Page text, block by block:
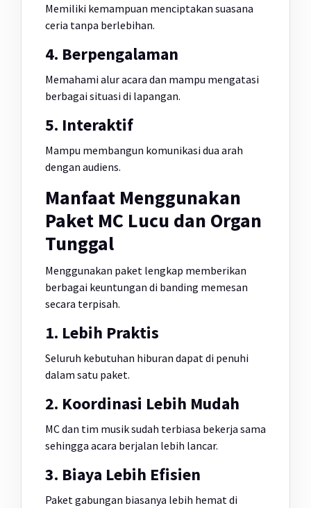
Memiliki kemampuan menciptakan suasana
ceria tanpa berlebihan.
4. Berpengalaman
Memahami alur acara dan mampu mengatasi
berbagai situasi di lapangan.
5. Interaktif
Mampu membangun komunikasi dua arah
dengan audiens.
Manfaat Menggunakan
Paket MC Lucu dan Organ
Tunggal
Menggunakan paket lengkap memberikan
berbagai keuntungan di banding memesan
secara terpisah.
1. Lebih Praktis
Seluruh kebutuhan hiburan dapat di penuhi
dalam satu paket.
2. Koordinasi Lebih Mudah
MC dan tim musik sudah terbiasa bekerja sama
sehingga acara berjalan lebih lancar.
3. Biaya Lebih Efisien
Paket gabungan biasanya lebih hemat di